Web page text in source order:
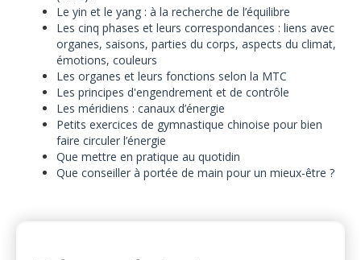
Le yin et le yang : à la recherche de l’équilibre
Les cinq phases et leurs correspondances : liens avec
organes, saisons, parties du corps, aspects du climat,
émotions, couleurs
Les organes et leurs fonctions selon la MTC
Les principes d'engendrement et de contrôle
Les méridiens : canaux d’énergie
Petits exercices de gymnastique chinoise pour bien
faire circuler l’énergie
Que mettre en pratique au quotidin
Que conseiller à portée de main pour un mieux-être ?